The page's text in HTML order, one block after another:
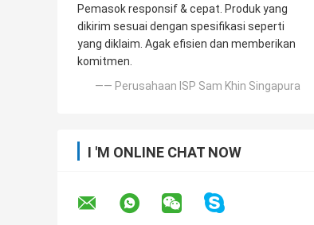
Pemasok responsif & cepat. Produk yang
dikirim sesuai dengan spesifikasi seperti
yang diklaim. Agak efisien dan memberikan
komitmen.
—— Perusahaan ISP Sam Khin Singapura
I 'M ONLINE CHAT NOW